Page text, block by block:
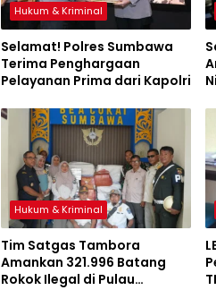
Hukum & Kriminal
Selamat! Polres Sumbawa
Terima Penghargaan
Pelayanan Prima dari Kapolri
Hukum & Kriminal
Tim Satgas Tambora
Amankan 321.996 Batang
Rokok Ilegal di Pulau